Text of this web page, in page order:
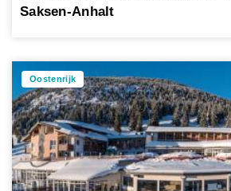
Saksen-Anhalt
Oostenrijk